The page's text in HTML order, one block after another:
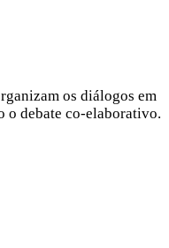
os diálogos em
o debate co-elaborativo.